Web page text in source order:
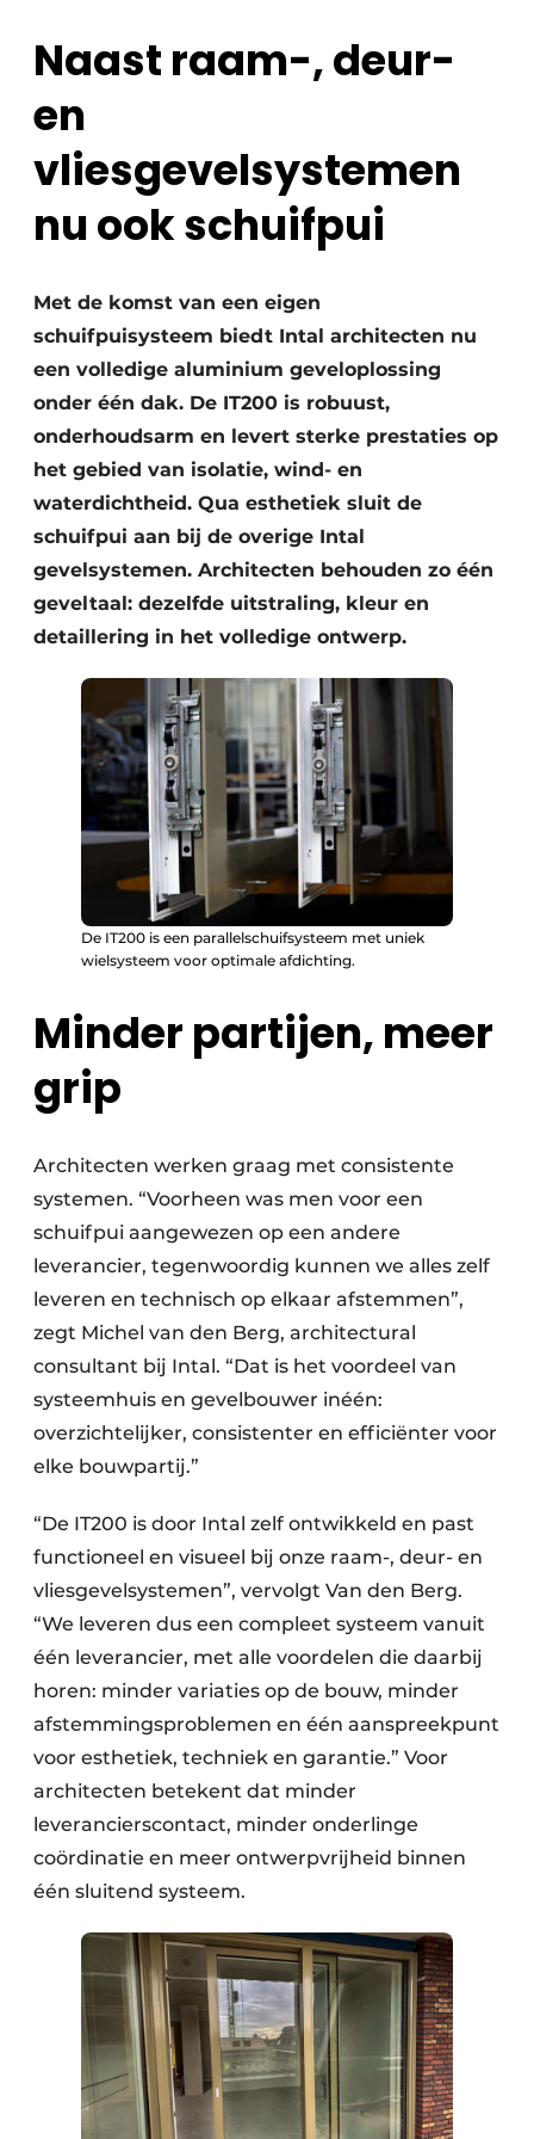
Naast raam-, deur-
en
vliesgevelsystemen
nu ook schuifpui
Met de komst van een eigen
schuifpuisysteem biedt Intal architecten nu
een volledige aluminium geveloplossing
onder één dak. De IT200 is robuust,
onderhoudsarm en levert sterke prestaties op
het gebied van isolatie, wind- en
waterdichtheid. Qua esthetiek sluit de
schuifpui aan bij de overige Intal
gevelsystemen. Architecten behouden zo één
geveltaal: dezelfde uitstraling, kleur en
detaillering in het volledige ontwerp.
De IT200 is een parallelschuifsysteem met uniek
wielsysteem voor optimale afdichting.
Minder partijen, meer
grip
Architecten werken graag met consistente
systemen. “Voorheen was men voor een
schuifpui aangewezen op een andere
leverancier, tegenwoordig kunnen we alles zelf
leveren en technisch op elkaar afstemmen”,
zegt Michel van den Berg, architectural
consultant bij Intal. “Dat is het voordeel van
systeemhuis en gevelbouwer inéén:
overzichtelijker, consistenter en efficiënter voor
elke bouwpartij.”
“De IT200 is door Intal zelf ontwikkeld en past
functioneel en visueel bij onze raam-, deur- en
vliesgevelsystemen”, vervolgt Van den Berg.
“We leveren dus een compleet systeem vanuit
één leverancier, met alle voordelen die daarbij
horen: minder variaties op de bouw, minder
afstemmingsproblemen en één aanspreekpunt
voor esthetiek, techniek en garantie.” Voor
architecten betekent dat minder
leverancierscontact, minder onderlinge
coördinatie en meer ontwerpvrijheid binnen
één sluitend systeem.